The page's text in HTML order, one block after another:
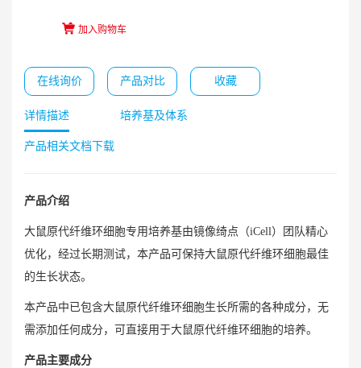
加入购物车
在线询价 产品对比 收藏
详情描述 培养基及体系
产品相关文档下载
产品介绍
大鼠原代纤维环细胞专用培养基由镜像绮点（iCell）团队精心
优化，经过长期测试，本产品可保持大鼠原代纤维环细胞最佳
的生长状态。
本产品中已包含大鼠原代纤维环细胞生长所需的各种成分，无
需添加任何成分，可直接用于大鼠原代纤维环细胞的培养。
产品主要成分